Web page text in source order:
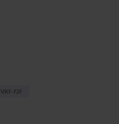
VKF-72F